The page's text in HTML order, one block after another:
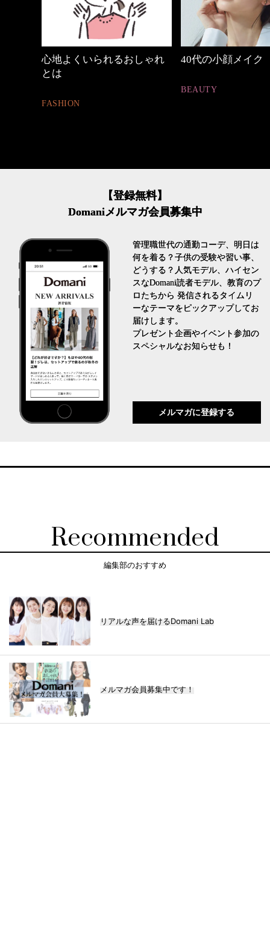
心地よくいられるおしゃれ
とは
FASHION
40代の小顔メイク
BEAUTY
【登録無料】
Domaniメルマガ会員募集中
管理職世代の通勤コーデ、明日は
何を着る？子供の受験や習い事、
どうする？人気モデル、ハイセン
スなDomani読者モデル、教育のプ
ロたちから 発信されるタイムリ
ーなテーマをピックアップしてお
届けします。
プレゼント企画やイベント参加の
スペシャルなお知らせも！
メルマガに登録する
Recommended
編集部のおすすめ
リアルな声を届けるDomani Lab
メルマガ会員募集中です！